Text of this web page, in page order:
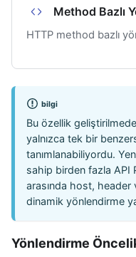
Method Bazlı
HTTP method bazlı
bilgi
Bu özellik
yalnızca tek bir
tanımlanabiliyordu.
sahip birden fazla API
arasında host,
dinamik yönlendirme
Yönlendirme Öncelik